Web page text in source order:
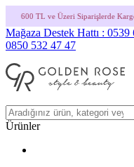
Siparişlerde Kargo Bedava! •
Mağaza Destek Hattı : 0539
0850 532 47 47
Ürünler